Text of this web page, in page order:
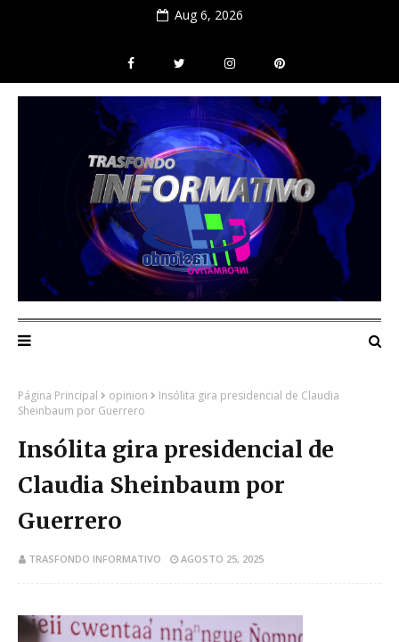
Aug 6, 2026
Página Principal opinion
Insólita gira presidencial de Claudia
Sheinbaum por Guerrero
Insólita gira presidencial de
Claudia Sheinbaum por
Guerrero
TRASFONDO INFORMATIVO AGOSTO 25, 2025